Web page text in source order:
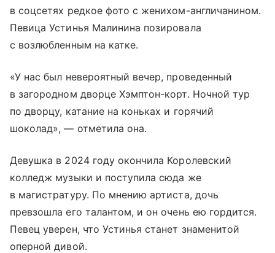
в соцсетях редкое фото с женихом-англичанином.
Певица Устинья Малинина позировала
с возлюбленным на катке.
«У нас был невероятный вечер, проведенный
в загородном дворце Хэмптон-корт. Ночной тур
по дворцу, катание на коньках и горячий
шоколад», — отметила она.
Девушка в 2024 году окончила Королевский
колледж музыки и поступила сюда же
в магистратуру. По мнению артиста, дочь
превзошла его талантом, и он очень ею гордится.
Певец уверен, что Устинья станет знаменитой
оперной дивой.